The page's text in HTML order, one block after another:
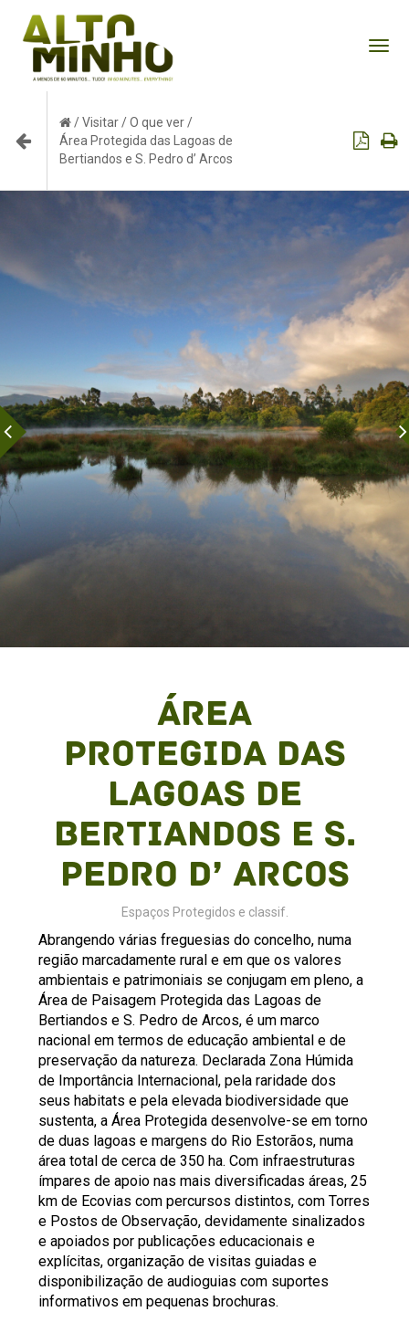
/Visitar/O que ver/
Área Protegida das Lagoas de
Bertiandos e S. Pedro d’ Arcos
Área
Protegida das
Lagoas de
Bertiandos e S.
Pedro d’ Arcos
Espaços Protegidos e classif.
Abrangendo várias freguesias do concelho, numa
região marcadamente rural e em que os valores
ambientais e patrimoniais se conjugam em pleno, a
Área de Paisagem Protegida das Lagoas de
Bertiandos e S. Pedro de Arcos, é um marco
nacional em termos de educação ambiental e de
preservação da natureza. Declarada Zona Húmida
de Importância Internacional, pela raridade dos
seus habitats e pela elevada biodiversidade que
sustenta, a Área Protegida desenvolve-se em torno
de duas lagoas e margens do Rio Estorãos, numa
área total de cerca de 350 ha. Com infraestruturas
ímpares de apoio nas mais diversificadas áreas, 25
km de Ecovias com percursos distintos, com Torres
e Postos de Observação, devidamente sinalizados
e apoiados por publicações educacionais e
explícitas, organização de visitas guiadas e
disponibilização de audioguias com suportes
informativos em pequenas brochuras.